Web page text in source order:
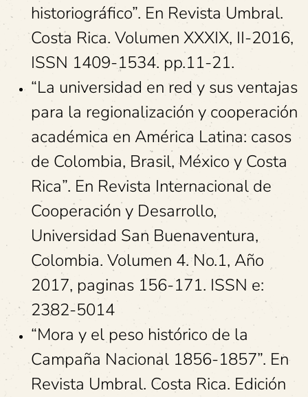
historiográfico”. En Revista Umbral.
Costa Rica. Volumen XXXIX, II-2016,
ISSN 1409-1534. pp.11-21.
“La universidad en red y sus ventajas
para la regionalización y cooperación
académica en América Latina: casos
de Colombia, Brasil, México y Costa
Rica”. En Revista Internacional de
Cooperación y Desarrollo,
Universidad San Buenaventura,
Colombia. Volumen 4. No.1, Año
2017, paginas 156-171. ISSN e:
2382-5014
“Mora y el peso histórico de la
Campaña Nacional 1856-1857”. En
Revista Umbral. Costa Rica. Edición